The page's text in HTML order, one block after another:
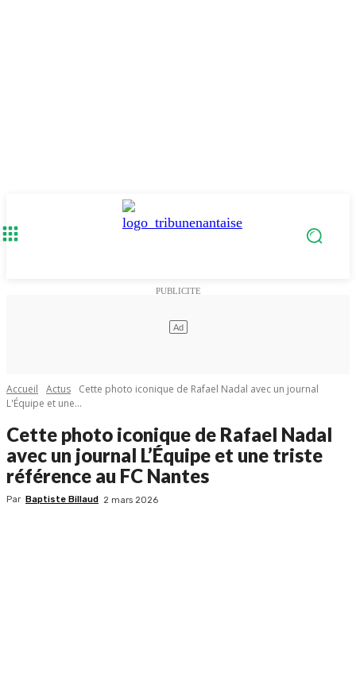
Accueil Actus
Cette photo iconique de Rafael Nadal avec un journal
L'Équipe et une...
Cette photo iconique de Rafael Nadal
avec un journal L’Équipe et une triste
référence au FC Nantes
Par Baptiste Billaud 2 mars 2026